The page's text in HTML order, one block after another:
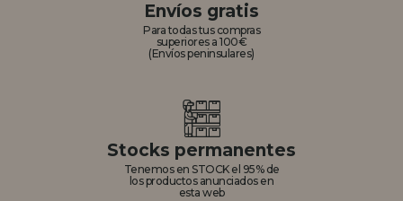
Envíos gratis
Para todas tus compras
superiores a 100€
(Envíos peninsulares)
Stocks permanentes
Tenemos en STOCK el 95% de
los productos anunciados en
esta web